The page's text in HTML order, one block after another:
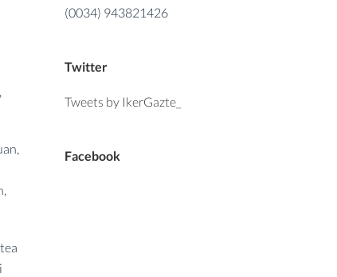
(0034) 943821426
Twitter
Tweets by IkerGazte_
Facebook